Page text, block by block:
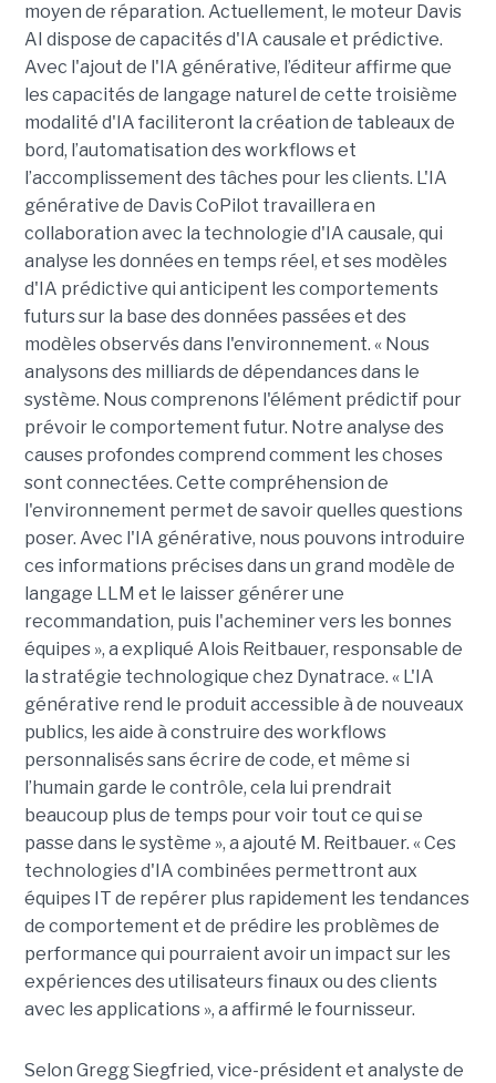
moyen de réparation. Actuellement, le moteur Davis
AI dispose de capacités d'IA causale et prédictive.
Avec l'ajout de l'IA générative, l’éditeur affirme que
les capacités de langage naturel de cette troisième
modalité d'IA faciliteront la création de tableaux de
bord, l’automatisation des workflows et
l’accomplissement des tâches pour les clients. L'IA
générative de Davis CoPilot travaillera en
collaboration avec la technologie d'IA causale, qui
analyse les données en temps réel, et ses modèles
d'IA prédictive qui anticipent les comportements
futurs sur la base des données passées et des
modèles observés dans l'environnement. « Nous
analysons des milliards de dépendances dans le
système. Nous comprenons l'élément prédictif pour
prévoir le comportement futur. Notre analyse des
causes profondes comprend comment les choses
sont connectées. Cette compréhension de
l'environnement permet de savoir quelles questions
poser. Avec l'IA générative, nous pouvons introduire
ces informations précises dans un grand modèle de
langage LLM et le laisser générer une
recommandation, puis l'acheminer vers les bonnes
équipes », a expliqué Alois Reitbauer, responsable de
la stratégie technologique chez Dynatrace. « L'IA
générative rend le produit accessible à de nouveaux
publics, les aide à construire des workflows
personnalisés sans écrire de code, et même si
l’humain garde le contrôle, cela lui prendrait
beaucoup plus de temps pour voir tout ce qui se
passe dans le système », a ajouté M. Reitbauer. « Ces
technologies d'IA combinées permettront aux
équipes IT de repérer plus rapidement les tendances
de comportement et de prédire les problèmes de
performance qui pourraient avoir un impact sur les
expériences des utilisateurs finaux ou des clients
avec les applications », a affirmé le fournisseur.
Selon Gregg Siegfried, vice-président et analyste de